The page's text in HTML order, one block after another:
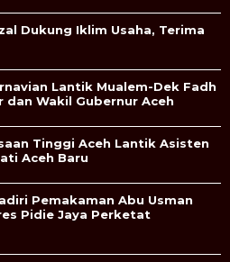
Dukung Iklim Usaha, Terima
Lantik Mualem-Dek Fadh
dan Wakil Gubernur Aceh
Tinggi Aceh Lantik Asisten
Aceh Baru
Pemakaman Abu Usman
Pidie Jaya Perketat